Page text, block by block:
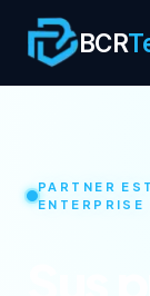
BCR
PARTNER
ENTERPRISE